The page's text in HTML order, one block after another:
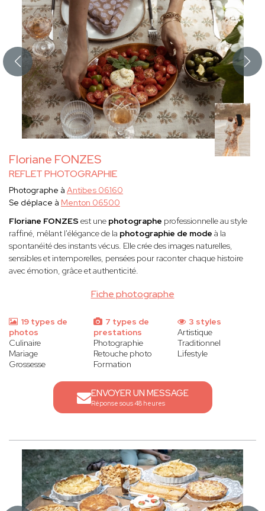
Floriane FONZES
REFLET PHOTOGRAPHIE
Fiche photographe
Photographe à Antibes 06160
Se déplace à Menton 06500
Floriane FONZES est une photographe professionnelle au style
raffiné, mêlant l'élégance de la photographie de mode à la
spontanéité des instants vécus. Elle crée des images naturelles,
sensibles et intemporelles, pensées pour raconter chaque histoire
avec émotion, grâce et authenticité.
19 types de
photos
Culinaire
Mariage
Grossesse
7 types de
prestations
Photographie
Retouche photo
Formation
3 styles
Artistique
Traditionnel
Lifestyle
ENVOYER UN MESSAGE
Réponse sous 48 heures